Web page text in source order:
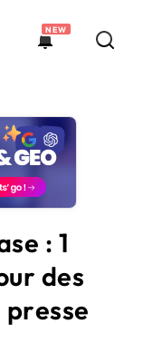
NEW
: 1
des